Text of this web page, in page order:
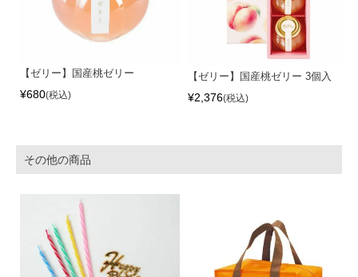
【ゼリー】国産桃ゼリー
¥680 税込
【ゼリー】国産桃ゼリー 3個入
¥2,376 税込
その他の商品